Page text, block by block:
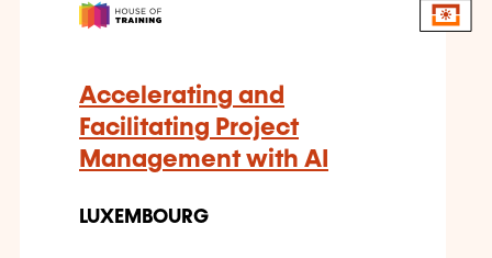
Accelerating and
Facilitating Project
Management with AI
LUXEMBOURG